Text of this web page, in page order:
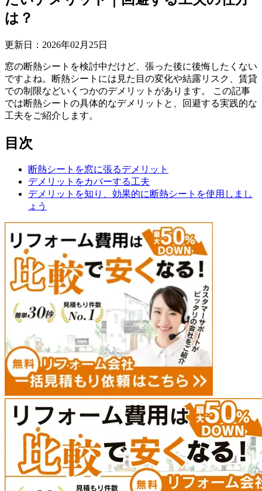
は？
更新日： 2026年02 月 25日
窓の断熱シートを検討中だけど、張った後に後悔したくない
ですよね。断熱シートには見た目の変化や結露リスク、賃貸
での制限などいくつかのデメリットがあります。 この記事
では断熱シートの具体的なデメリットと、回避する実践的な
工夫をご紹介します。
目次
断熱シートを窓に張るデメリット
デメリットをカバーする工夫
デメリットを知り、効果的に断熱シートを使用しまし
ょう